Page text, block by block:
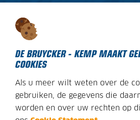
DE BRUYCKER - KEMP MAAKT
COOKIES
Als u meer wilt weten over de
gebruiken, de gegevens die
worden en over uw rechten op
Ma - Vr:
COOKIEBELEID
DISCLAIMER